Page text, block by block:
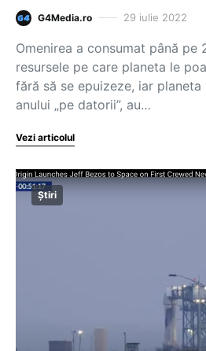
G4Media.ro 29 iulie 2022
Omenirea a consumat până pe
resursele pe care planeta le
fără să se epuizeze, iar
anului „pe datorii”, au…
Vezi articolul
Știri